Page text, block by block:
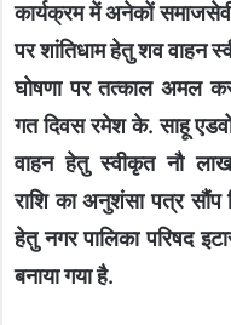
कार्यक्रम में अनेकों
पर शांतिधाम हेतु शव वाहन
घोषणा पर तत्काल अमल
गत दिवस रमेश के. साहू
वाहन हेतु स्वीकृत नौ
राशि का अनुशंसा पत्र सौंप
हेतु नगर पालिका परिषद
बनाया गया है.